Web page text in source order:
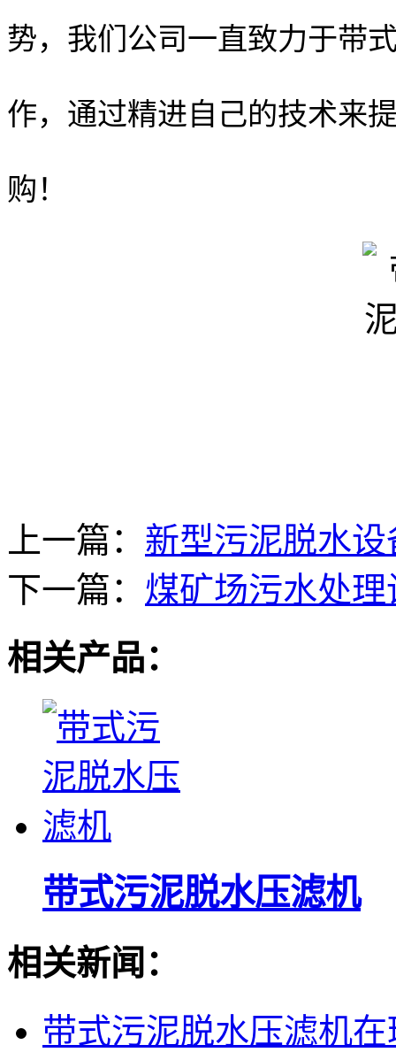
势，我们公司一直致力于带
作，通过精进自己的技术来
购！
上一篇： 新型污泥脱水
下一篇： 煤矿场污水处
相关产品：
带式污泥脱水压滤机
相关新闻：
带式污泥脱水压滤机